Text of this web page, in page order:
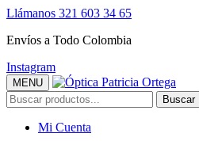
Llámanos 321 603 34 65
Envíos a Todo Colombia
Instagram
MENU
Buscar
Mi Cuenta